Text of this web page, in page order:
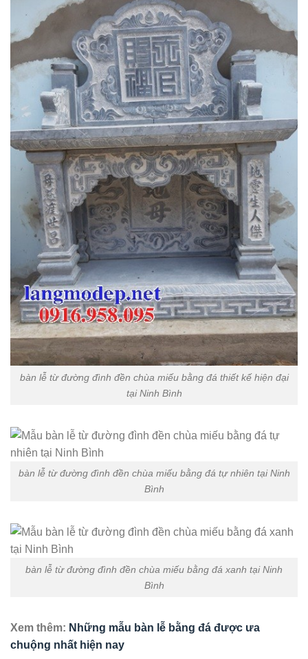
bàn lễ từ đường đình đền chùa miếu bằng đá thiết kế hiện đại
tại Ninh Bình
bàn lễ từ đường đình đền chùa miếu bằng đá tự nhiên tại Ninh
Bình
bàn lễ từ đường đình đền chùa miếu bằng đá xanh tại Ninh
Bình
Xem thêm: Những mẫu bàn lễ bằng đá được ưa
chuộng nhất hiện nay